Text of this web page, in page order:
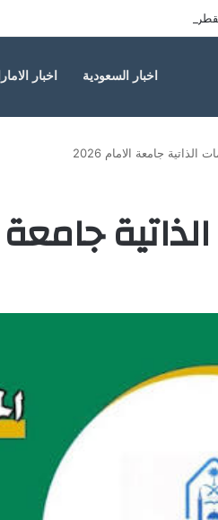
المطوّرة لمشروع علم الروم؟
اخبار السعودية اخبار
الذاتية جامعة الامام 2026
جامعة